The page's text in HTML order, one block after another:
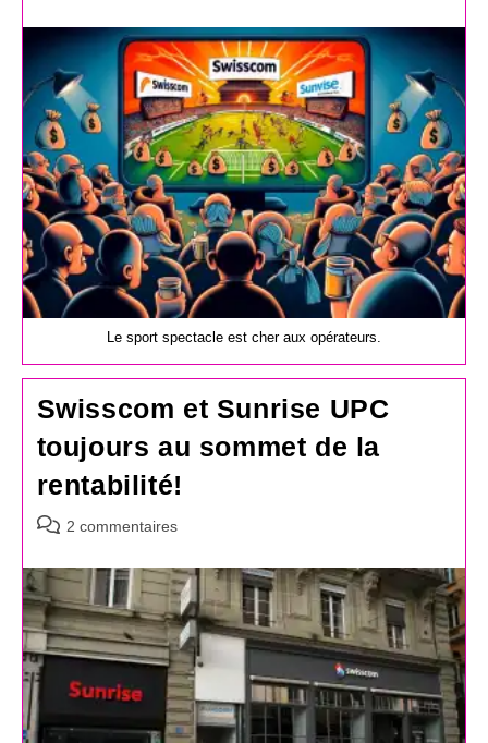
la
publication :
Le sport spectacle est cher aux opérateurs.
Swisscom et Sunrise UPC
toujours au sommet de la
rentabilité!
Commentaires
la
publication :
2 commentaires